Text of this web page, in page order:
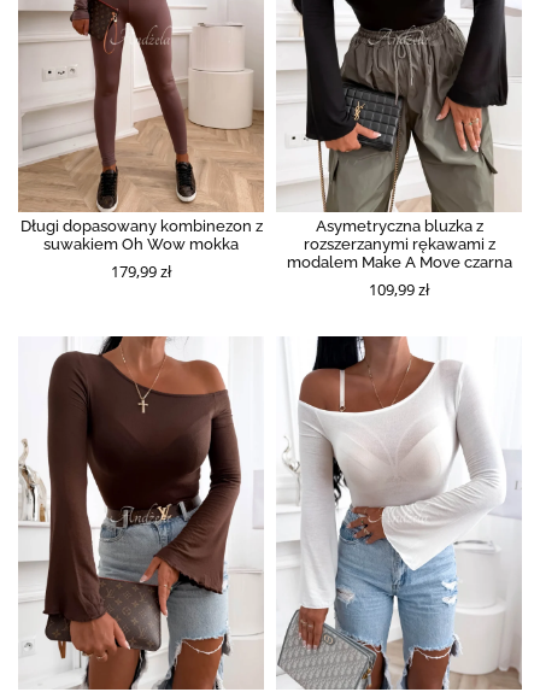
Długi dopasowany kombinezon z
suwakiem Oh Wow mokka
179,99 zł
Asymetryczna bluzka z
rozszerzanymi rękawami z
modalem Make A Move czarna
109,99 zł